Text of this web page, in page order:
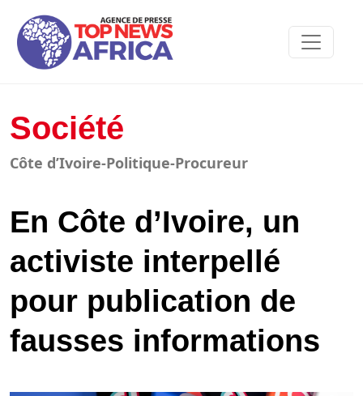
Société
Côte d’Ivoire-Politique-Procureur
En Côte d’Ivoire, un
activiste interpellé
pour publication de
fausses informations